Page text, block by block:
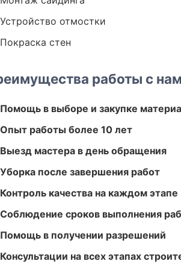
Устройство отмостки
Покраска стен
работы с
Помощь в выборе и закупке
Опыт работы более 10 лет
Выезд мастера в день обращения
Уборка после завершения работ
Контроль качества на каждом этапе
Соблюдение сроков выполнения
Помощь в получении разрешений
Консультации на всех этапах